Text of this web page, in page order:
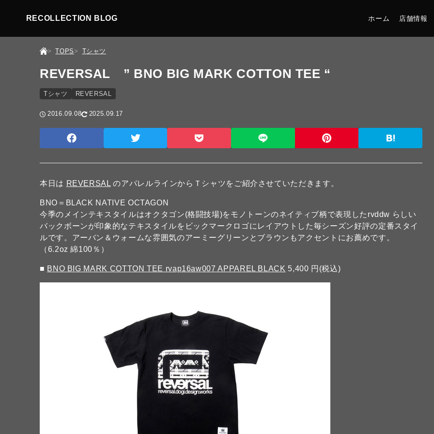
RECOLLECTION BLOG ホーム 店舗情報
TOPS Tシャツ
REVERSAL ” BNO BIG MARK COTTON TEE “
Tシャツ REVERSAL
2016.09.08 2025.09.17
本日は REVERSAL のアパレルラインからＴシャツをご紹介させていただきます。
BNO＝BLACK NATIVE OCTAGON
今季のメインテキスタイルはオクタゴン(格闘技場)をモノトーンのネイティブ柄で表現したrvddw らしい
バックボーンが印象的なテキスタイルをビックマークロゴにレイアウトした毎シーズン好評の定番スタイ
ルです。アーバン＆ウォームな雰囲気のアーミーグリーンとブラウンもアクセントにお薦めです。
（6.2oz 綿100％）
■ BNO BIG MARK COTTON TEE rvap16aw007 APPAREL BLACK 5,400 円(税込)